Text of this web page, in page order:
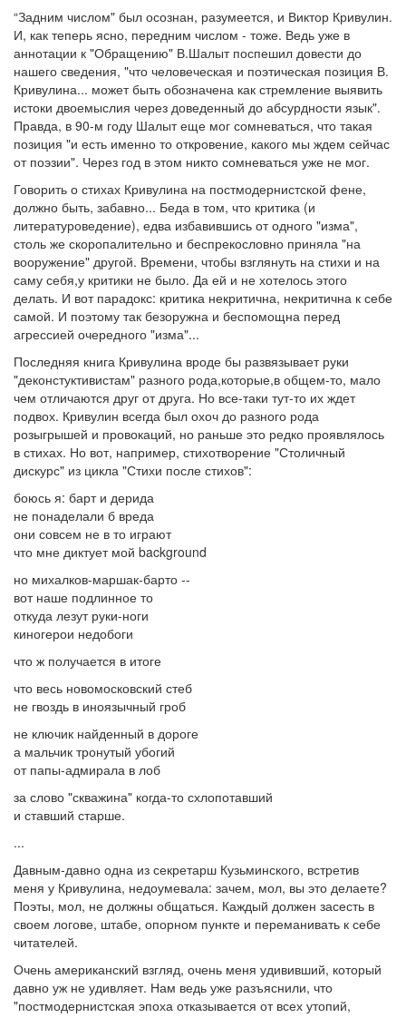
“Задним числом" был осознан, разумеется, и Виктор Кривулин.
И, как теперь ясно, передним числом - тоже. Ведь уже в
аннотации к "Обращению" В.Шалыт поспешил довести до
нашего сведения, "что человеческая и поэтическая позиция В.
Кривулина... может быть обозначена как стремление выявить
истоки двоемыслия через доведенный до абсурдности язык".
Правда, в 90-м году Шалыт еще мог сомневаться, что такая
позиция "и есть именно то откровение, какого мы ждем сейчас
от поэзии". Через год в этом никто сомневаться уже не мог.
Говорить о стихах Кривулина на постмодернистской фене,
должно быть, забавно... Беда в том, что критика (и
литературоведение), едва избавившись от одного "изма",
столь же скоропалительно и беспрекословно приняла "на
вооружение" другой. Времени, чтобы взглянуть на стихи и на
саму себя,у критики не было. Да ей и не хотелось этого
делать. И вот парадокс: критика некритична, некритична к себе
самой. И поэтому так безоружна и беспомощна перед
агрессией очередного "изма"...
Последняя книга Кривулина вроде бы развязывает руки
"деконстуктивистам" разного рода,которые,в общем-то, мало
чем отличаются друг от друга. Но все-таки тут-то их ждет
подвох. Кривулин всегда был охоч до разного рода
розыгрышей и провокаций, но раньше это редко проявлялось
в стихах. Но вот, например, стихотворение "Столичный
дискурс" из цикла "Стихи после стихов":
боюсь я: барт и дерида
не понаделали б вреда
они совсем не в то играют
что мне диктует мой background
но михалков-маршак-барто --
вот наше подлинное то
откуда лезут руки-ноги
киногерои недобоги
что ж получается в итоге
что весь новомосковский стеб
не гвоздь в иноязычный гроб
не ключик найденный в дороге
а мальчик тронутый убогий
от папы-адмирала в лоб
за слово "скважина" когда-то схлопотавший
и ставший старше.
...
Давным-давно одна из секретарш Кузьминского, встретив
меня у Кривулина, недоумевала: зачем, мол, вы это делаете?
Поэты, мол, не должны общаться. Каждый должен засесть в
своем логове, штабе, опорном пункте и переманивать к себе
читателей.
Очень американский взгляд, очень меня удививший, который
давно уж не удивляет. Нам ведь уже разъяснили, что
"постмодернистская эпоха отказывается от всех утопий,